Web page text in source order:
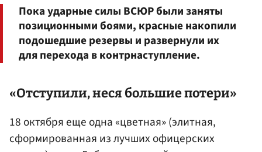
Пока ударные силы ВСЮР были заняты
позиционными боями, красные накопили
подошедшие резервы и развернули их
для перехода в контрнаступление.
«Отступили, неся большие потери»
18 октября еще одна «цветная» (элитная,
сформированная из лучших офицерских